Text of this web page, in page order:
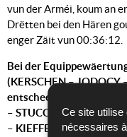
Ce site
nécessaires
vun der Arméi, koum an
Drëtten bei den Hären
enger Zäit vun 00:36:12.
Bei der
(KERSCHEN – JODOCY
entscheeden, dëst virun
– STUCCHI -
– KIEFFER – HERMES).